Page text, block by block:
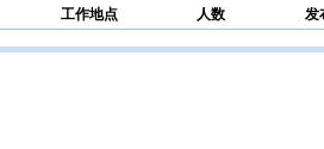
工作地点 人数 发